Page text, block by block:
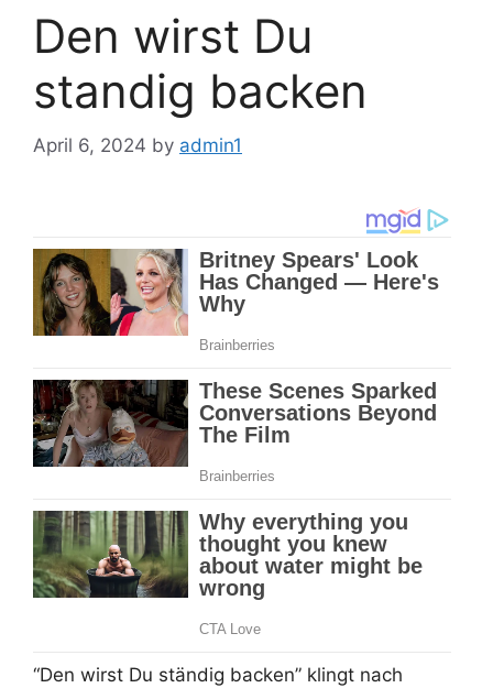
Den wirst Du
standig backen
April 6, 2024 by admin1
“Den wirst Du ständig backen” klingt nach